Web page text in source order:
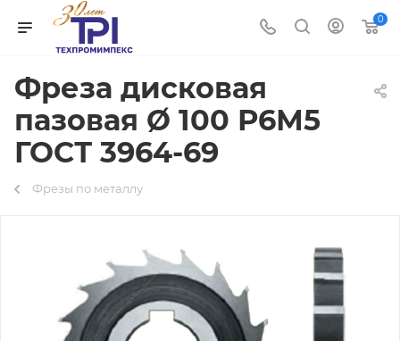
0
Фреза дисковая
пазовая Ø 100 Р6М5
ГОСТ 3964-69
Фрезы по металлу